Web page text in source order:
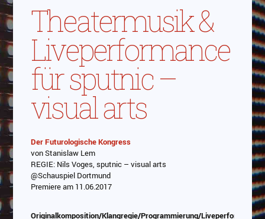
Theatermusik &
Liveperformance
für sputnic –
visual arts
Abspielen
Das Video wird von Youtube eingebettet
Der Futurologische Kongress
von Stanislaw Lem
REGIE: Nils Voges, sputnic – visual arts
@Schauspiel Dortmund
Premiere am 11.06.2017
Originalkomposition/Klangregie/Programmierung/Liveperformance